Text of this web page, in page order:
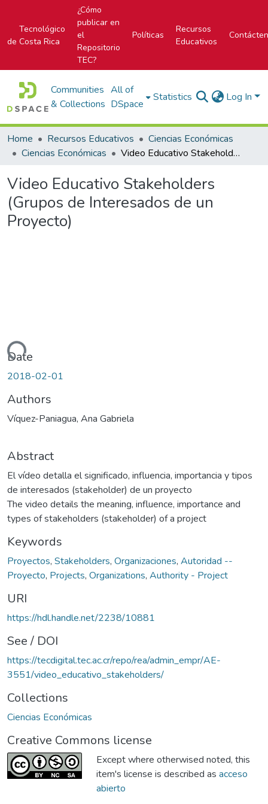
Tecnológico
de Costa Rica
¿Cómo
publicar en
el
Repositorio
TEC?
Políticas
Recursos
Educativos
Communities
& Collections
All of
DSpace
Statistics Log In
Home Recursos Educativos
Ciencias Económicas
Ciencias Económicas
Video Educativo Stakeholders (Grupos de Interesados de un Proyecto)
Video Educativo Stakeholders
(Grupos de Interesados de un
Proyecto)
Date
2018-02-01
Authors
Víquez-Paniagua, Ana Gabriela
Abstract
El vídeo detalla el significado, influencia, importancia y tipos
de interesados (stakeholder) de un proyecto
The video details the meaning, influence, importance and
types of stakeholders (stakeholder) of a project
Keywords
Proyectos, Stakeholders, Organizaciones, Autoridad --
Proyecto, Projects, Organizations, Authority - Project
URI
https://hdl.handle.net/2238/10881
See / DOI
https://tecdigital.tec.ac.cr/repo/rea/admin_empr/AE-
3551/video_educativo_stakeholders/
Collections
Ciencias Económicas
Creative Commons license
Except where otherwised noted, this
item's license is described as acceso
abierto